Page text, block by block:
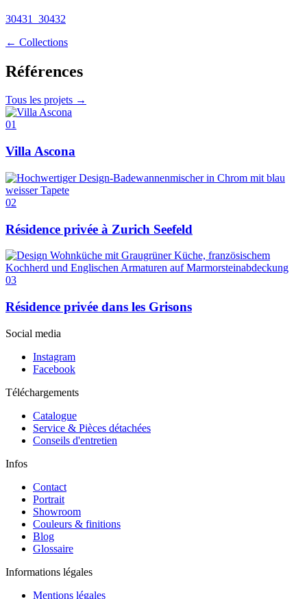
30431_30432
← Collections
Références
Tous les projets →
01
Villa Ascona
02
Résidence privée à Zurich Seefeld
03
Résidence privée dans les Grisons
Social media
Instagram
Facebook
Téléchargements
Catalogue
Service & Pièces détachées
Conseils d'entretien
Infos
Contact
Portrait
Showroom
Couleurs & finitions
Blog
Glossaire
Informations légales
Mentions légales